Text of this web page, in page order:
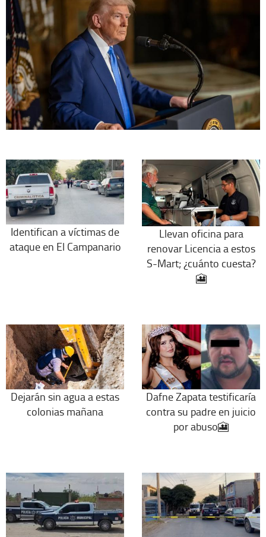
Identifican a víctimas de
ataque en El Campanario
Llevan oficina para
renovar Licencia a estos
S-Mart; ¿cuánto cuesta?
🎦
Dejarán sin agua a estas
colonias mañana
Dafne Zapata testificaría
contra su padre en juicio
por abuso🎦